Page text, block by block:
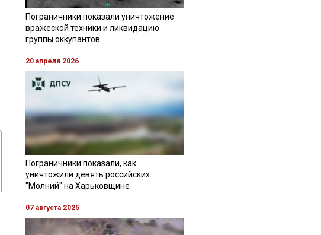
Пограничники показали уничтожение
вражеской техники и ликвидацию
группы оккупантов
20 апреля 2026
Пограничники показали, как
уничтожили девять российских
"Молний" на Харьковщине
07 августа 2025